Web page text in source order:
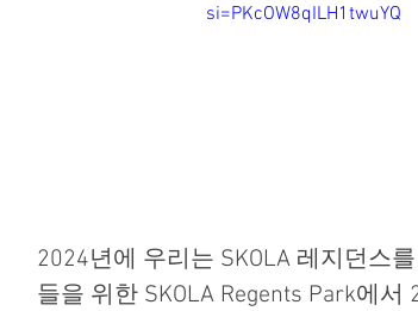
si=PKcOW8qILH1twuYQ
2024년에 우리는 SKOLA 레지던스
들을 위한 SKOLA Regents Park에서